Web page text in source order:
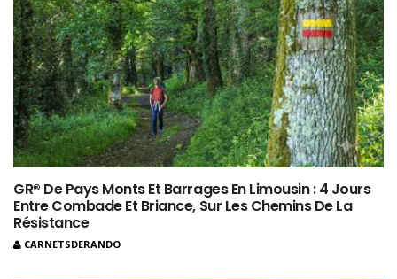
GR® De Pays Monts Et Barrages En Limousin : 4 Jours
Entre Combade Et Briance, Sur Les Chemins De La
Résistance
CARNETSDERANDO